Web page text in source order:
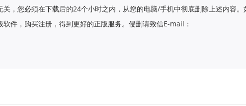
关，您必须在下载后的24个小时之内，从您的电脑/手机中彻底删除上述内容。
件，购买注册，得到更好的正版服务。侵删请致信E-mail：